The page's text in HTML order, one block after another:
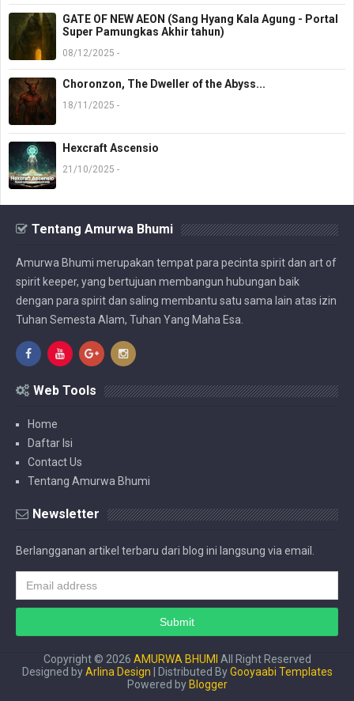
GATE OF NEW AEON (Sang Hyang Kala Agung - Portal
Super Pamungkas Akhir tahun)
08/12/2025 -
Choronzon, The Dweller of the Abyss...
18/11/2025 -
Hexcraft Ascensio
21/10/2025 -
Tentang Amurwa Bhumi
Amurwa Bhumi merupakan tempat para pecinta spirit dan art of
spirit keeper, yang bertujuan membangun hubungan baik
dengan para spirit dan saling membantu satu sama lain atas izin
Tuhan Semesta Alam, Tuhan Yang Maha Esa.
Web Tools
Home
Daftar Isi
Contact Us
Tentang Amurwa Bhumi
Newsletter
Berlangganan artikel terbaru dari blog ini langsung via email.
Copyright © 2026 AMURWA BHUMI All Right Reserved
Designed byArlina Design | Distributed ByGooyaabi Templates
Powered by Blogger